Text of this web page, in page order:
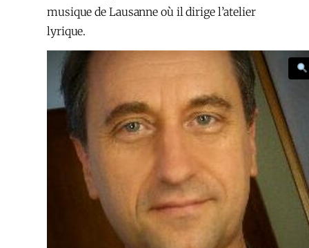
musique de Lausanne où il dirige l’atelier
lyrique.